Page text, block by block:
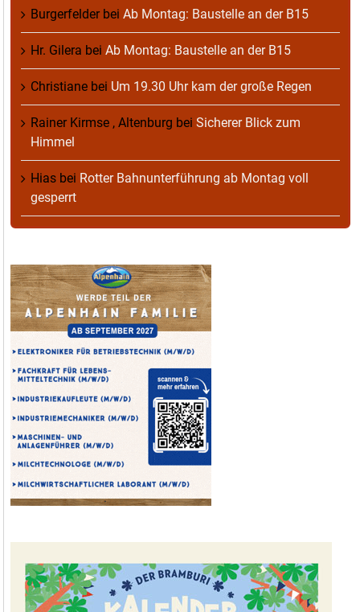
Burgerfelderbei Ab Montag: Baustelle an der B15
Hr. Gilera bei Ab Montag: Baustelle an der B15
Christiane bei Um 19.30 Uhr kam der große Regen
Rainer Kirmse , Altenburg bei Sicherer Blick zum
Himmel
Hias bei Rotter Bahnunterführung ab Montag voll
gesperrt